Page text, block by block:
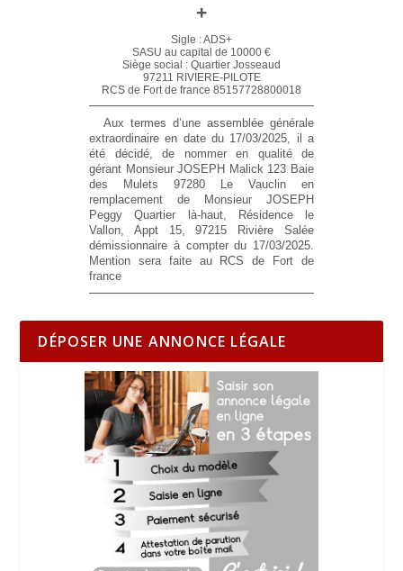
+
Sigle : ADS+
SASU au capital de 10000 €
Siège social : Quartier Josseaud
97211 RIVIERE-PILOTE
RCS de Fort de france 85157728800018
Aux termes d’une assemblée générale
extraordinaire en date du 17/03/2025, il a
été décidé, de nommer en qualité de
gérant Monsieur JOSEPH Malick 123 Baie
des Mulets 97280 Le Vauclin en
remplacement de Monsieur JOSEPH
Peggy Quartier là-haut, Résidence le
Vallon, Appt 15, 97215 Rivière Salée
démissionnaire à compter du 17/03/2025.
Mention sera faite au RCS de Fort de
france
DÉPOSER UNE ANNONCE LÉGALE